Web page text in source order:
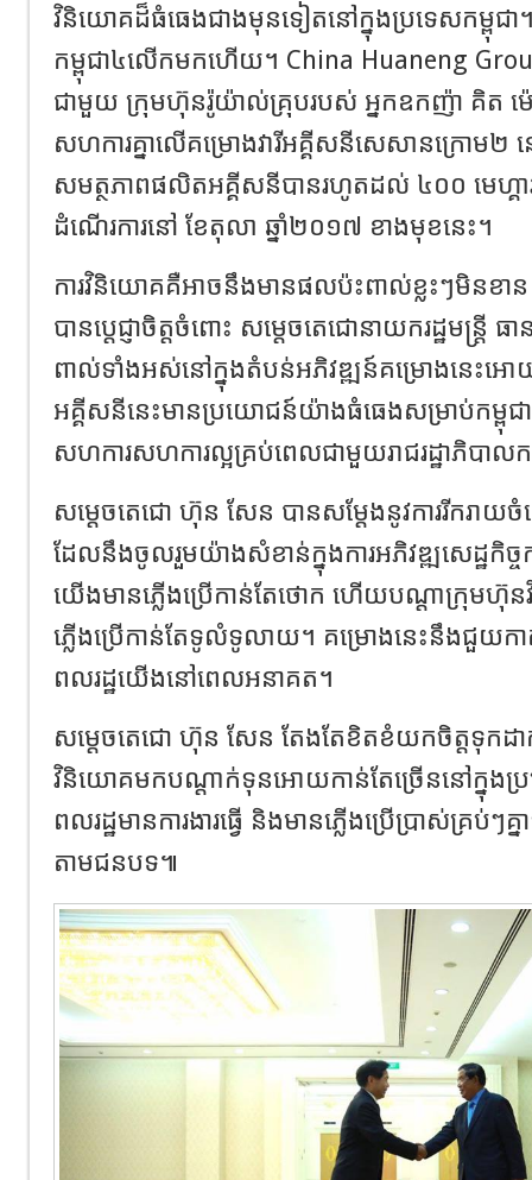
វិនិយោគដ៏ធំធេងជាងមុនទៀតនៅក្នុងប្រទេសកម្ពុជា
កម្ពុជា៤លើកមកហើយ។ China Huaneng
ជាមួយ ក្រុមហ៊ុនរ៉ូយ៉ាល់គ្រុបរបស់ អ្នកឧកញ៉ា គិត ម៉
សហការគ្នាលើគម្រោងវារីអគ្គីសនីសេសានក្រោម២
សមត្ថភាពផលិតអគ្គីសនីបានរហូតដល់ ៤០០ មេហ្គា
ដំណើរការនៅ ខែតុលា ឆ្នាំ២០១៧ ខាងមុខនេះ។
ការវិនិយោគគឺអាចនឹងមានផលប៉ះពាល់ខ្លះៗមិនខ
បានប្តេជ្ញាចិត្តចំពោះ សម្តេចតេជោនាយករដ្ឋមន្ត្រី
ពាល់ទាំងអស់នៅក្នុងតំបន់អភិវឌ្ឍន៍គម្រោងនេះអោ
អគ្គីសនីនេះមានប្រយោជន៍យ៉ាងធំធេងសម្រាប់កម្ពុជ
សហការសហការល្អគ្រប់ពេលជាមួយរាជរដ្ឋាភិបាលក
សម្តេចតេជោ ហ៊ុន សែន បានសម្តែងនូវការរីករាយ
ដែលនឹងចូលរួមយ៉ាងសំខាន់ក្នុងការអភិវឌ្ឍសេដ្ឋកិច្ចក
យើងមានភ្លើងប្រើកាន់តែថោក ហើយបណ្តាក្រុម
ភ្លើងប្រើកាន់តែទូលំទូលាយ។ គម្រោងនេះនឹងជួយកា
ពលរដ្ឋយើងនៅពេលអនាគត។
សម្តេចតេជោ ហ៊ុន សែន តែងតែខិតខំយកចិត្តទុកដ
វិនិយោគមកបណ្តាក់ទុនអោយកាន់តែច្រើននៅក្នុងប្រទ
ពលរដ្ឋមានការងារធ្វើ និងមានភ្លើងប្រើប្រាស់គ្រប់ៗ
តាមជនបទ៕